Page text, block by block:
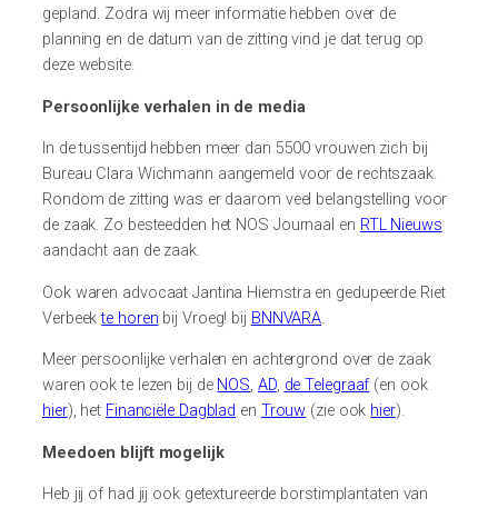
gepland. Zodra wij meer informatie hebben over de
planning en de datum van de zitting vind je dat terug op
deze website.
Persoonlijke verhalen in de media
In de tussentijd hebben meer dan 5500 vrouwen zich bij
Bureau Clara Wichmann aangemeld voor de rechtszaak.
Rondom de zitting was er daarom veel belangstelling voor
de zaak. Zo besteedden het NOS Journaal en RTL Nieuws
aandacht aan de zaak.
Ook waren advocaat Jantina Hiemstra en gedupeerde Riet
Verbeekte horen bij Vroeg! bij BNNVARA.
Meer persoonlijke verhalen en achtergrond over de zaak
waren ook te lezen bij de NOS, AD, de Telegraaf(en ook
hier), het Financiële Dagblad en Trouw (zie ook hier).
Meedoen blijft mogelijk
Heb jij of had jij ook getextureerde borstimplantaten van